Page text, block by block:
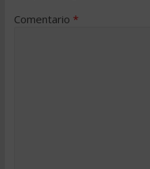
Comentario *